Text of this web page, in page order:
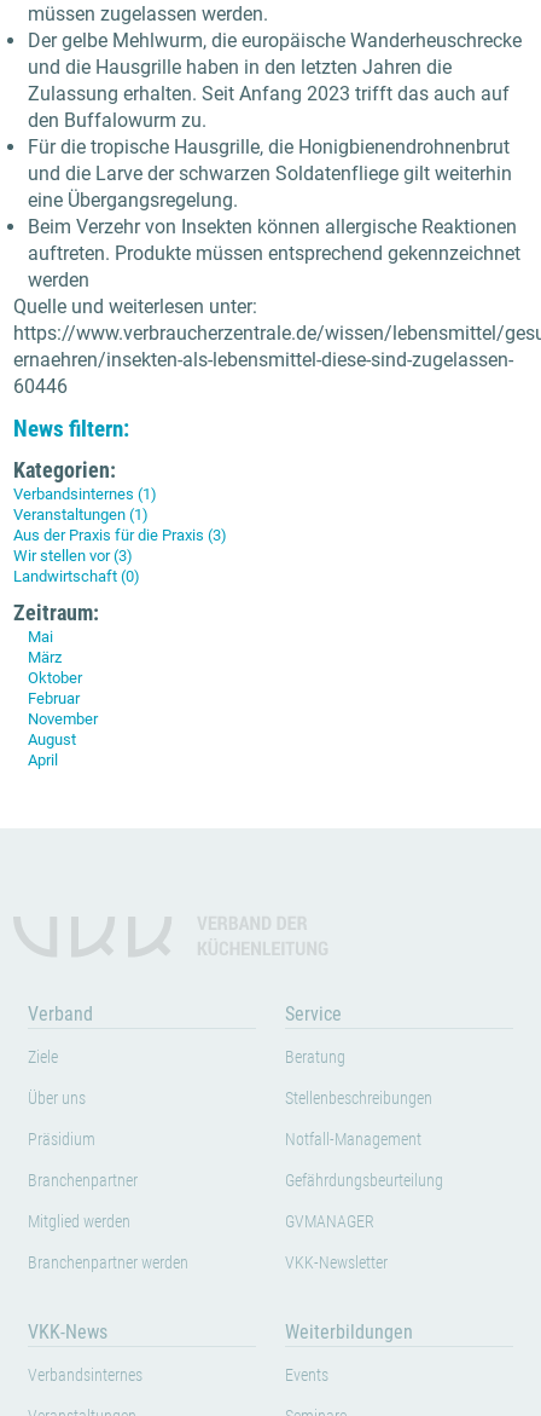
müssen zugelassen werden.
Der gelbe Mehlwurm, die europäische Wanderheuschrecke
und die Hausgrille haben in den letzten Jahren die
Zulassung erhalten. Seit Anfang 2023 trifft das auch auf
den Buffalowurm zu.
Für die tropische Hausgrille, die Honigbienendrohnenbrut
und die Larve der schwarzen Soldatenfliege gilt weiterhin
eine Übergangsregelung.
Beim Verzehr von Insekten können allergische Reaktionen
auftreten. Produkte müssen entsprechend gekennzeichnet
werden
Quelle und weiterlesen unter:
https://www.verbraucherzentrale.de/wissen/lebensmittel/
ernaehren/insekten-als-lebensmittel-diese-sind-zugelassen-
60446
News filtern:
Kategorien:
Verbandsinternes (1)
Veranstaltungen (1)
Aus der Praxis für die Praxis (3)
Wir stellen vor (3)
Landwirtschaft (0)
Zeitraum:
Mai
März
Oktober
Februar
November
August
April
Verband
Ziele
Über uns
Präsidium
Branchenpartner
Mitglied werden
Branchenpartner werden
Service
Beratung
Stellenbeschreibungen
Notfall-Management
Gefährdungsbeurteilung
GVMANAGER
VKK-Newsletter
VKK-News
Verbandsinternes
Weiterbildungen
Events